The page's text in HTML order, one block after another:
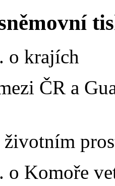
o krajích
ČR a
životním
o Komoře